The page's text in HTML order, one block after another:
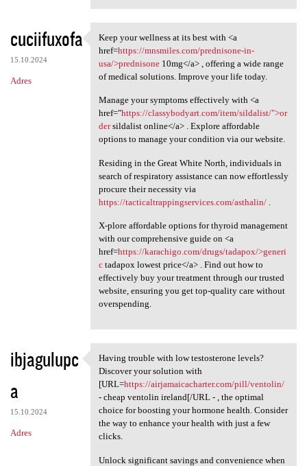
cuciifuxofa
15.10.2024
Adres
Keep your wellness at its
Keep your wellness at its best with <a
href=https://mnsmiles.com/prednisone-in-
usa/>prednisone10mg</a> , offering a wide range
of medical solutions. Improve your life today.
Manage your symptoms effectively with <a
href="https://classybodyart.com/item/sildalist/">or
dersildalist online</a> . Explore affordable
options to manage your condition via our website.
Residing in the Great White North, individuals in
search of respiratory assistance can now effortlessly
procure their necessity via
https://tacticaltrappingservices.com/asthalin/.
X-plore affordable options for thyroid management
with our comprehensive guide on <a
href=https://karachigo.com/drugs/tadapox/>generi
ctadapox lowest price</a> . Find out how to
effectively buy your treatment through our trusted
website, ensuring you get top-quality care without
overspending.
ibjagulupc
a
15.10.2024
Adres
Having trouble with low
Having trouble with low testosterone levels?
Discover your solution with
[URL=https://airjamaicacharter.com/pill/ventolin/
- cheap ventolin ireland[/URL - , the optimal
choice for boosting your hormone health. Consider
the way to enhance your health with just a few
clicks.
Unlock significant savings and convenience when